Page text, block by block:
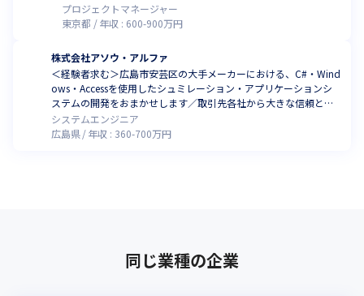
プロジェクトマネージャー
東京都
年収 : 600-900万円
株式会社アソウ・アルファ
＜経験者求む＞広島市安芸区の大手メーカーにおける、C#・Wind
ows・Accessを使用したシュミレーション・アプリケーションシ
ステムの開発をおまかせします／取引先各社から大きな信頼と高
い評価を得ています
システムエンジニア
広島県
年収 : 360-700万円
同じ業種の企業